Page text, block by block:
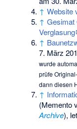
↑ Website
↑ Gesimat
Verglasung
↑
7. März
wurde
prüfe
dann diesen
↑
(Memento
Archive),